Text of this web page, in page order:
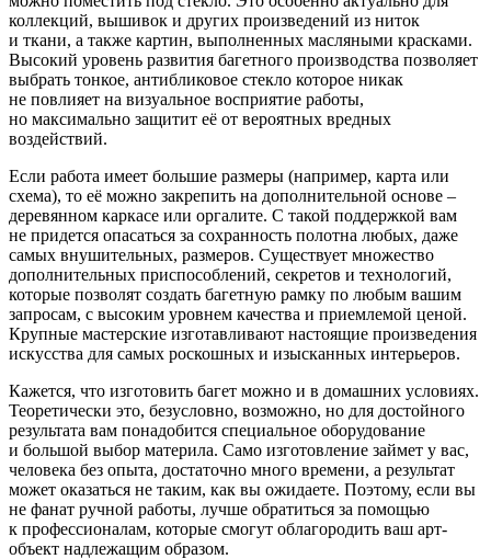
коллекций, вышивок и других произведений из ниток
и ткани, а также картин, выполненных масляными красками.
Высокий уровень развития багетного производства позволяет
выбрать тонкое, антибликовое стекло которое никак
не повлияет на визуальное восприятие работы,
но максимально защитит её от вероятных вредных
воздействий.
Если работа имеет большие размеры (например, карта или
схема), то её можно закрепить на дополнительной основе –
деревянном каркасе или оргалите. С такой поддержкой вам
не придется опасаться за сохранность полотна любых, даже
самых внушительных, размеров. Существует множество
дополнительных приспособлений, секретов и технологий,
которые позволят создать багетную рамку по любым вашим
запросам, с высоким уровнем качества и приемлемой ценой.
Крупные мастерские изготавливают настоящие произведения
искусства для самых роскошных и изысканных интерьеров.
Кажется, что изготовить багет можно и в домашних условиях.
Теоретически это, безусловно, возможно, но для достойного
результата вам понадобится специальное оборудование
и большой выбор материла. Само изготовление займет у вас,
человека без опыта, достаточно много времени, а результат
может оказаться не таким, как вы ожидаете. Поэтому, если вы
не фанат ручной работы, лучше обратиться за помощью
к профессионалам, которые смогут облагородить ваш арт-
объект надлежащим образом.